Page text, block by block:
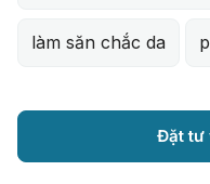
làm săn chắc da
Đặt tư